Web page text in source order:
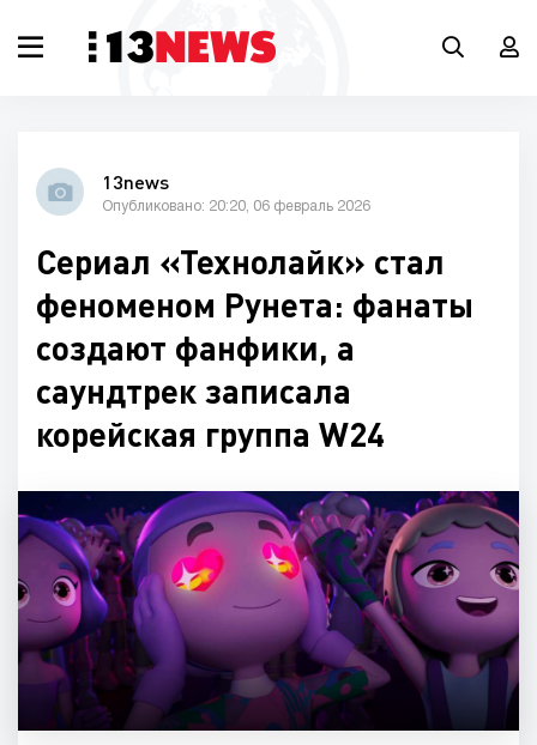
13news
Опубликовано: 20:20, 06 февраль 2026
Сериал «Технолайк» стал
феноменом Рунета: фанаты
создают фанфики, а
саундтрек записала
корейская группа W24